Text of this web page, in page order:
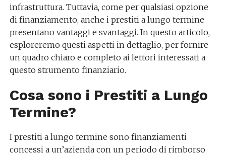
infrastruttura. Tuttavia, come per qualsiasi opzione
di finanziamento, anche i prestiti a lungo termine
presentano vantaggi e svantaggi. In questo articolo,
esploreremo questi aspetti in dettaglio, per fornire
un quadro chiaro e completo ai lettori interessati a
questo strumento finanziario.
Cosa sono i Prestiti a Lungo
Termine?
I prestiti a lungo termine sono finanziamenti
concessi a un’azienda con un periodo di rimborso